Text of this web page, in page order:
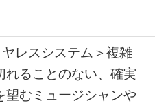
レスシステム＞複雑
れることのない、確実
望むミュージシャンや